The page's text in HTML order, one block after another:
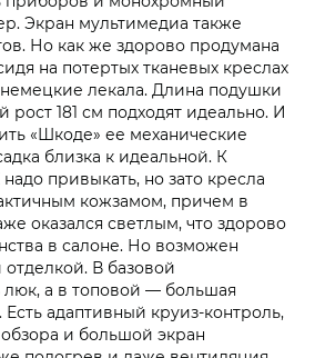
Экран мультимедиа также
Но как же здорово продумана
на потертых тканевых креслах
лекала. Длина подушки
рост 181 см подходят идеально. И
«Шкоде» ее механические
близка к идеальной. К
надо привыкать, но зато кресла
кожзамом, причем в
оказался светлым, что здорово
в салоне. Но возможен
В базовой
люк, а в топовой — большая
адаптивный круиз-контроль,
и большой экран